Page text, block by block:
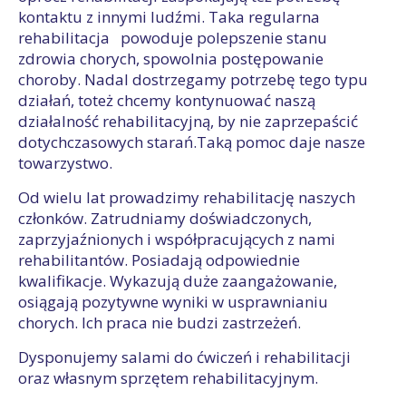
kontaktu z innymi ludźmi. Taka regularna
rehabilitacja powoduje polepszenie stanu
zdrowia chorych, spowolnia postępowanie
choroby. Nadal dostrzegamy potrzebę tego typu
działań, toteż chcemy kontynuować naszą
działalność rehabilitacyjną, by nie zaprzepaścić
dotychczasowych starań.Taką pomoc daje nasze
towarzystwo.
Od wielu lat prowadzimy rehabilitację naszych
członków. Zatrudniamy doświadczonych,
zaprzyjaźnionych i współpracujących z nami
rehabilitantów. Posiadają odpowiednie
kwalifikacje. Wykazują duże zaangażowanie,
osiągają pozytywne wyniki w usprawnianiu
chorych. Ich praca nie budzi zastrzeżeń.
Dysponujemy salami do ćwiczeń i rehabilitacji
oraz własnym sprzętem rehabilitacyjnym.